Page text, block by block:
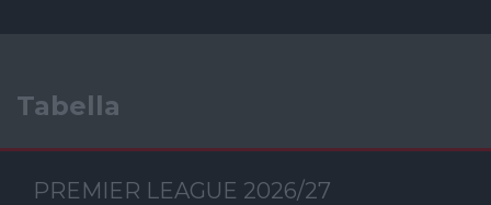
Tabella
PREMIER LEAGUE 2026/27